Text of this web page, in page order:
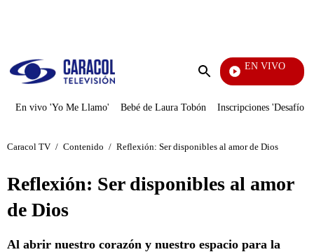
Enviar
EN VIVO
Rafael Orozco
En vivo 'Yo Me Llamo' Bebé de Laura Tobón Inscripciones 'Desafío'
Caracol TV / Contenido / Reflexión: Ser disponibles al amor de Dios
Reflexión: Ser disponibles al amor
de Dios
Al abrir nuestro corazón y nuestro espacio para la